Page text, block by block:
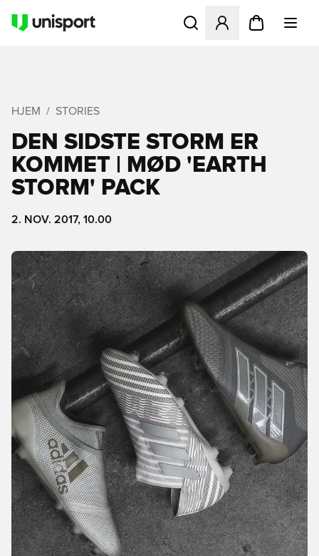
Åbner en Modal til at
HJEM STORIES
DEN SIDSTE STORM ER
KOMMET | MØD 'EARTH
STORM' PACK
2. NOV. 2017, 10.00